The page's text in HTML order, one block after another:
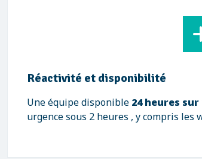
Réactivité et disponibilité
Une équipe disponible 24 heures
urgence sous 2 heures , y compris les